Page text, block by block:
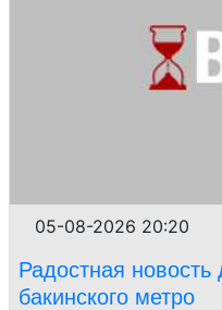
05-08-2026 20:20
Радостная
бакинского метро